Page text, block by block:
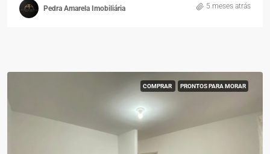
Pedra Amarela Imobiliária 5 meses atrás
COMPRAR PRONTOS PARA MORAR